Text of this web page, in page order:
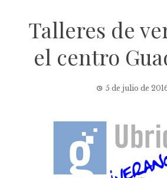
Talleres de
el centro
5 de julio de